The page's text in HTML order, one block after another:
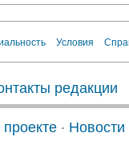
Условия
редакции
· Новости